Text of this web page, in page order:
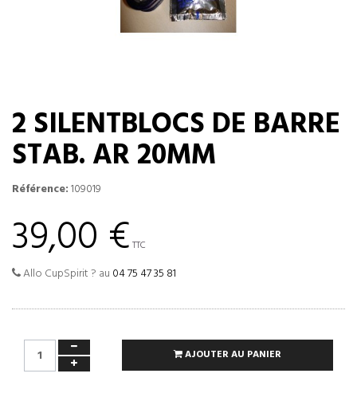
2 SILENTBLOCS DE BARRE
STAB. AR 20MM
Référence:109019
39,00 € TTC
Allo CupSpirit ? au 04 75 47 35 81
AJOUTER AU PANIER